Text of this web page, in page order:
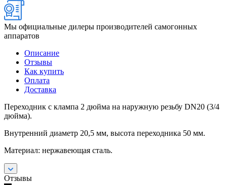
Мы официальные дилеры производителей самогонных
аппаратов
Описание
Отзывы
Как купить
Оплата
Доставка
Переходник с клампа 2 дюйма на наружную резьбу DN20 (3/4
дюйма).
Внутренний диаметр 20,5 мм, высота переходника 50 мм.
Материал: нержавеющая сталь.
Отзывы